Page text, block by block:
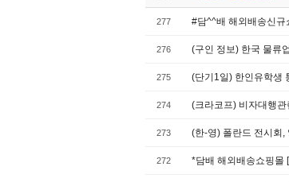
277 #담^^배 해외배송신
276 (구인 정보) 한국 물류
275 (단기1일) 한인유학생
274 (크라코프) 비자대행
273 (한-영) 폴란드 전시회,
272 *담배 해외배송쇼핑몰